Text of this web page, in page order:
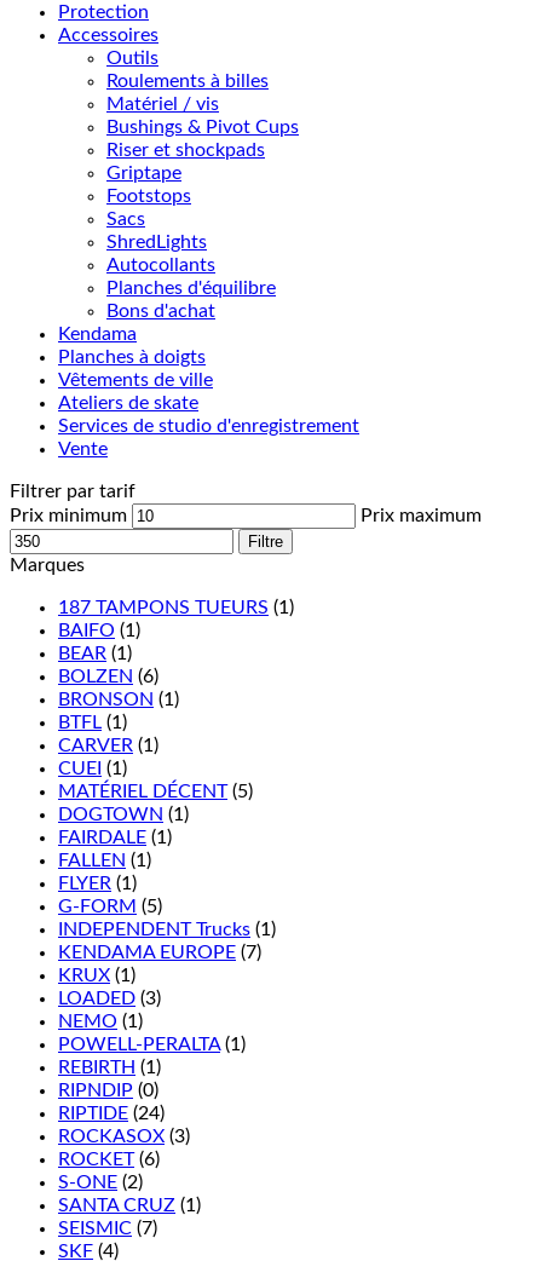
Protection
Accessoires
Outils
Roulements à billes
Matériel / vis
Bushings & Pivot Cups
Riser et shockpads
Griptape
Footstops
Sacs
ShredLights
Autocollants
Planches d'équilibre
Bons d'achat
Kendama
Planches à doigts
Vêtements de ville
Ateliers de skate
Services de studio d'enregistrement
Vente
Filtrer par tarif
Prix minimum
Prix maximum
Filtre
Marques
187 TAMPONS TUEURS (1)
BAIFO (1)
BEAR (1)
BOLZEN (6)
BRONSON (1)
BTFL (1)
CARVER (1)
CUEI (1)
MATÉRIEL DÉCENT (5)
DOGTOWN (1)
FAIRDALE (1)
FALLEN (1)
FLYER (1)
G-FORM (5)
INDEPENDENT Trucks (1)
KENDAMA EUROPE (7)
KRUX (1)
LOADED (3)
NEMO (1)
POWELL-PERALTA (1)
REBIRTH (1)
RIPNDIP (0)
RIPTIDE (24)
ROCKASOX (3)
ROCKET (6)
S-ONE (2)
SANTA CRUZ (1)
SEISMIC (7)
SKF (4)